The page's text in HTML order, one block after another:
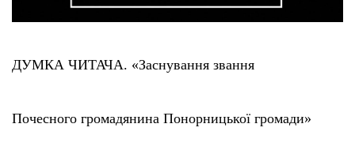
ДУМКА ЧИТАЧА. «Заснування звання
Почесного громадянина Понорницької громади»